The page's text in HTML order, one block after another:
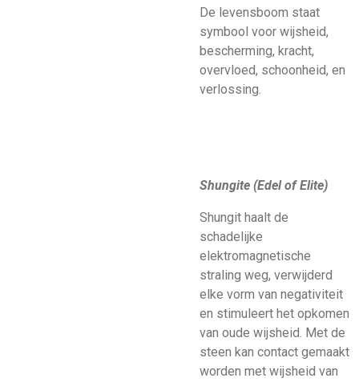
​De levensboom staat
symbool voor wijsheid,
bescherming, kracht,
overvloed, schoonheid, en
verlossing.
Shungite (Edel of Elite)
Shungit haalt de
schadelijke
elektromagnetische
straling weg, verwijderd
elke vorm van negativiteit
en stimuleert het opkomen
van oude wijsheid. Met de
steen kan contact gemaakt
worden met wijsheid van